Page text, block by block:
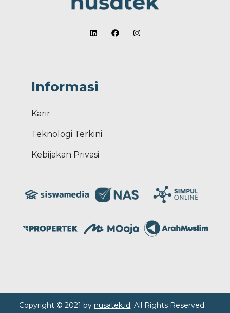
Informasi
Karir
Teknologi Terkini
Kebijakan Privasi
Copyright © 2021 by nusatek.id. All Rights Reserved.